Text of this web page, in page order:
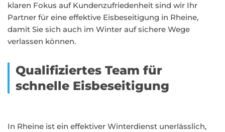
klaren Fokus auf Kundenzufriedenheit sind wir Ihr
Partner für eine effektive Eisbeseitigung in Rheine,
damit Sie sich auch im Winter auf sichere Wege
verlassen können.
Qualifiziertes Team für
schnelle Eisbeseitigung
In Rheine ist ein effektiver Winterdienst unerlässlich,